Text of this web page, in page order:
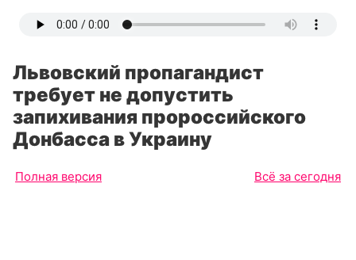
Львовский пропагандист
требует не допустить
запихивания пророссийского
Донбасса в Украину
Полная версия Всё за сегодня